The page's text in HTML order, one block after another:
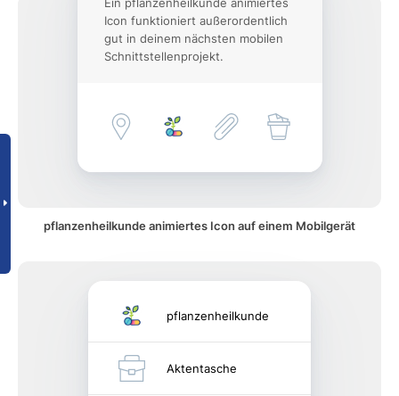
Icon funktioniert außerordentlich
gut in deinem nächsten mobilen
Schnittstellenprojekt.
pflanzenheilkunde animiertes Icon auf einem Mobilgerät
pflanzenheilkunde
Aktentasche